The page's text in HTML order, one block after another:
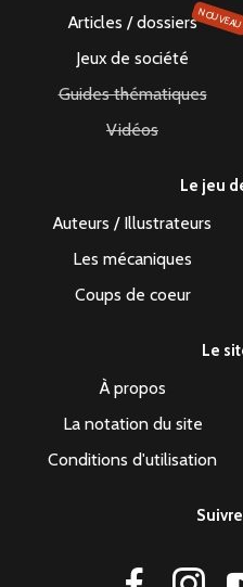
Articles / dossiersNOUVEAU
Jeux de société
Guides thématiques
Vidéos
Le jeu
Auteurs / Illustrateurs
Les mécaniques
Coups de coeur
Le
À propos
La notation du site
Conditions d'utilisation